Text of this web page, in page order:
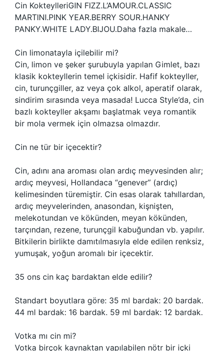
Cin KokteylleriGIN FIZZ.L’AMOUR.CLASSIC
MARTINI.PINK YEAR.BERRY SOUR.HANKY
PANKY.WHITE LADY.BIJOU.Daha fazla makale…
Cin limonatayla içilebilir mi?
Cin, limon ve şeker şurubuyla yapılan Gimlet, bazı
klasik kokteyllerin temel içkisidir. Hafif kokteyller,
cin, turunçgiller, az veya çok alkol, aperatif olarak,
sindirim sırasında veya masada! Lucca Style’da, cin
bazlı kokteyller akşamı başlatmak veya romantik
bir mola vermek için olmazsa olmazdır.
Cin ne tür bir içecektir?
Cin, adını ana aroması olan ardıç meyvesinden alır;
ardıç meyvesi, Hollandaca “genever” (ardıç)
kelimesinden türemiştir. Cin esas olarak tahıllardan,
ardıç meyvelerinden, anasondan, kişnişten,
melekotundan ve kökünden, meyan kökünden,
tarçından, rezene, turunçgil kabuğundan vb. yapılır.
Bitkilerin birlikte damıtılmasıyla elde edilen renksiz,
yumuşak, yoğun aromalı bir içecektir.
35 ons cin kaç bardaktan elde edilir?
Standart boyutlara göre: 35 ml bardak: 20 bardak.
44 ml bardak: 16 bardak. 59 ml bardak: 12 bardak.
Votka mı cin mi?
Votka birçok kaynaktan yapılabilen nötr bir içki